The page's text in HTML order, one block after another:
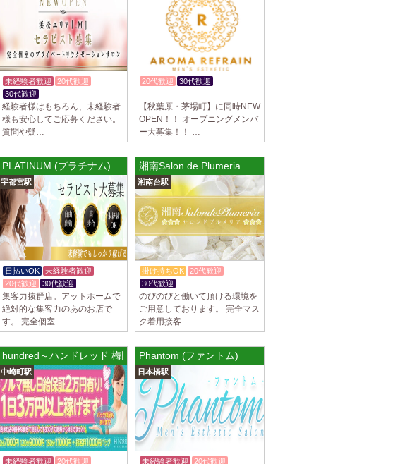
出店が続くため、一緒に働いてくれるセラピストを大募集しま
す！ 女性…
2025/03/29[自由が丘駅]
LIVSPA (リブスパ) 自由が丘ルーム
当店の募集は嘘偽り等なく、記載通りにしっかりお給料をお支払
いさせていただきます。 とても働きやすいお店作りを心がけてお
ります…
2025/03/29
LIVSPA (リブスパ) 川崎ルーム
当店の募集は嘘偽り等なく、記載通りにしっかりお給料をお支払
いさせていただきます。 とても働きやすいお店作りを心がけてお
ります…
2025/03/29[蒲田駅]
LIVSPA (リブスパ) 蒲田ルーム
当店の募集は嘘偽り等なく、記載通りにしっかりお給料をお支払
いさせていただきます。 とても働きやすいお店作りを心がけてお
ります…
2025/03/28[恵比寿駅]
大人の隠れ家 恵比寿ルーム
初めまして、大人の隠れ家の女店長です。 当店では業界の闇であ
トが講…
2025/03/28[渋谷駅]
大人の隠れ家 渋谷ルーム
初めまして、大人の隠れ家の女店長です。 当店では業界の闇であ
る講習時のセクハラを撲滅するために女店長または在籍セラピス
トが講…
未経験者歓迎
20代歓迎
30代歓迎
経験者様はもちろん、未経験者
様も安心してご応募ください。
質問や疑…
20代歓迎
30代歓迎
【秋葉原・茅場町】に同時NEW
OPEN！！ オープニングメンバ
ー大募集！！ …
PLATINUM (プラチナム)
宇都宮駅
日払いOK
未経験者歓迎
20代歓迎
30代歓迎
集客力抜群店。アットホームで
絶対的な集客力のあのお店で
す。 完全個室…
湘南Salon de Plumeria
湘南台駅
掛け持ちOK
20代歓迎
30代歓迎
のびのびと働いて頂ける環境を
ご用意しております。 完全マス
ク着用接客…
hundred～ハンドレッド 梅田ルーム
中崎町駅
未経験者歓迎
20代歓迎
Phantom (ファントム)
日本橋駅
未経験者歓迎
20代歓迎